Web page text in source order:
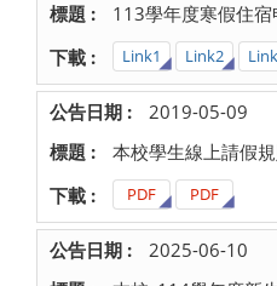
113學年度寒假住宿
Link1 Link2
2019-05-09
本校學生線上請假
PDF PDF
2025-06-10